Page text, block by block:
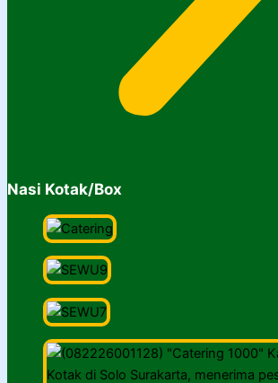
Nasi Kotak/Box